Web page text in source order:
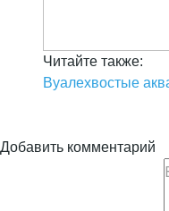
Читайте также:
Вуалехвостые
Добавить комментарий